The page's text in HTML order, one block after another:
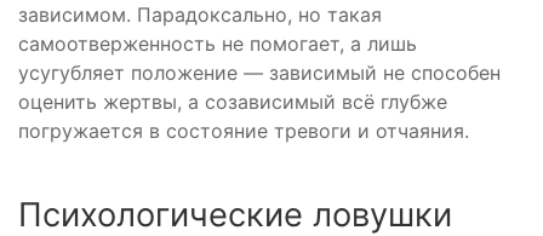
зависимом. Парадоксально, но такая
самоотверженность не помогает, а лишь
усугубляет положение — зависимый не способен
оценить жертвы, а созависимый всё глубже
погружается в состояние тревоги и отчаяния.
Психологические ловушки